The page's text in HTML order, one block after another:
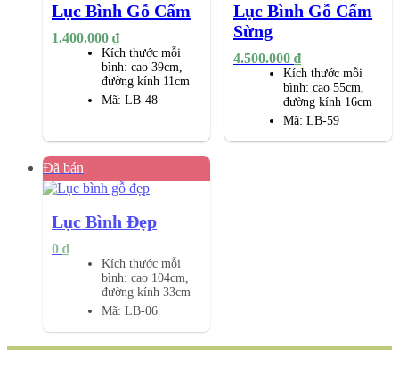
Lục Bình Gỗ Cẩm
1.400.000 ₫
Kích thước mỗi
bình: cao 39cm,
đường kính 11cm
Mã: LB-48
Lục Bình Gỗ Cẩm
Sừng
4.500.000 ₫
Kích thước mỗi
bình: cao 55cm,
đường kính 16cm
Mã: LB-59
Đã bán
Lục Bình Đẹp
0 ₫
Kích thước mỗi
bình: cao 104cm,
đường kính 33cm
Mã: LB-06